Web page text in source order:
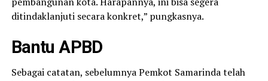
ditindaklanjuti secara konkret,” pungkasnya.
Bantu APBD
Sebagai catatan, sebelumnya Pemkot Samarinda telah